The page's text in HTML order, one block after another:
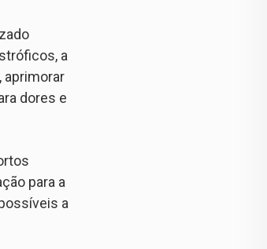
a
aprimorar
dores e
para a
a